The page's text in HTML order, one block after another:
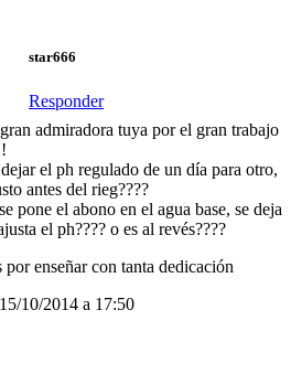
star666
Responder
admiradora tuya por el gran trabajo
el ph regulado de un día para otro,
antes del rieg????
pone el abono en el agua base, se deja
el ph???? o es al revés????
enseñar con tanta dedicación
15/10/2014 a 17:50